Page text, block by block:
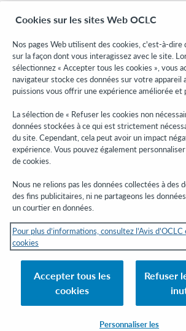
Formats bibliographiques
Research
WebJunction
Réseau des développeurs
Soyez informé
Recevez les dernières nouvelles sur les
études, des événements, et plus.
© 2026 OCLC
Inc. et de ses affiliés.
Avis sur les cookies Gérer mes cookies
Déclaration
Cookies sur les sites Web OCLC
Nos pages Web utilisent des cookies, c'est-à-dire
sur la façon dont vous interagissez avec le site.
sélectionnez « Accepter tous les cookies », vous
navigateur stocke ces données sur votre appareil
puissions vous offrir une expérience améliorée
La sélection de « Refuser les cookies non
données stockées à ce qui est strictement
du site. Cependant, cela peut avoir un impact
expérience. Vous pouvez également
de cookies.
Nous ne relions pas les données collectées à des
des fins publicitaires, ni ne partageons les
un courtier en données.
Pour plus d’informations, consultez l'Avis
cookies
Accepter tous les
cookies
Refuser
Personnaliser les